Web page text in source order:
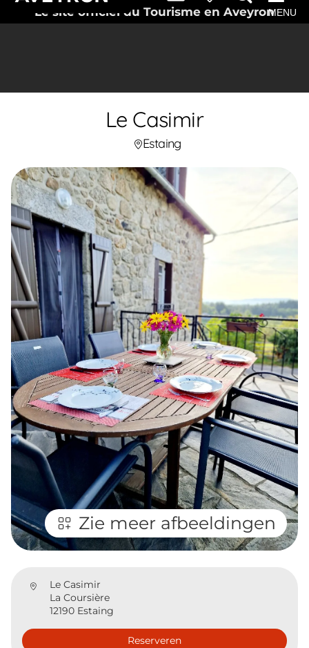
Le site officiel du Tourisme en AveyronMENU
Le Casimir
Estaing
Zie meer afbeeldingen
Le Casimir
La Coursière
12190 Estaing
Reserveren